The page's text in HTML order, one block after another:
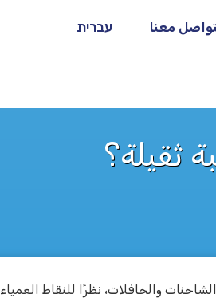
معنا עברית
ثقيلة؟
والحافلات، نظرًا للنقاط العمياء